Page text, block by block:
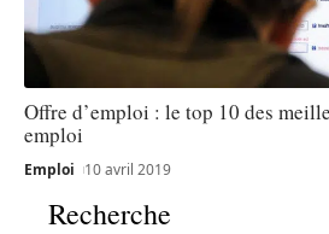
Offre d’emploi : le top 10 des
emploi
Emploi 10 avril 2019
Recherche